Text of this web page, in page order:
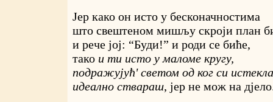
Јер како он исто у бесконачностима
што свештеном мишљу скроји план
и рече јој: “Буди!” и роди се биће,
тако и ти исто у маломе кругу,
подражујућ' светом од ког си
идеално ствараш, јер не мож на